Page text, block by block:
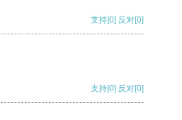
支持[0] 反对[0]
支持[0] 反对[0]